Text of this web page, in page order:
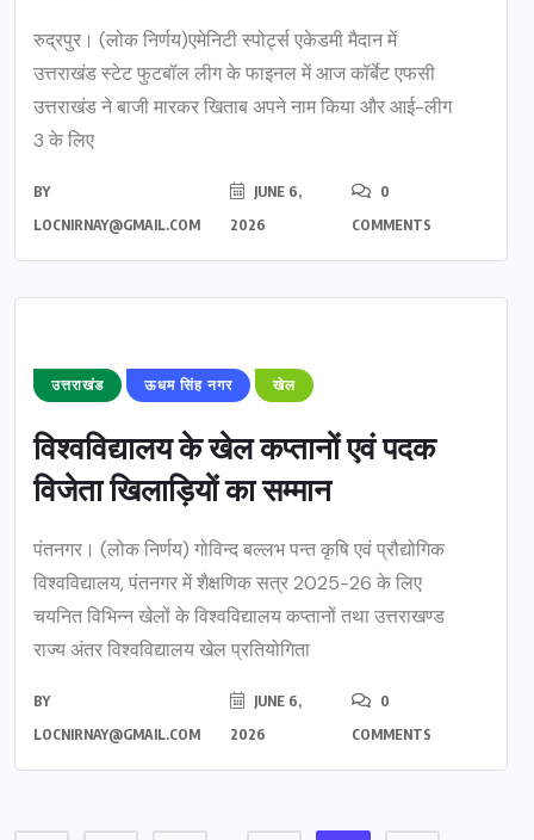
रुद्रपुर। (लोक निर्णय)एमेनिटी स्पोर्ट्स एकेडमी मैदान में
उत्तराखंड स्टेट फुटबॉल लीग के फाइनल में आज कॉर्बेट एफसी
उत्तराखंड ने बाजी मारकर खिताब अपने नाम किया और आई-लीग
3 के लिए
BY
LOCNIRNAY@GMAIL.COM
JUNE 6,
2026
0
COMMENTS
उत्तराखंड ऊधम सिंह नगर खेल
विश्वविद्यालय के खेल कप्तानों एवं पदक
विजेता खिलाड़ियों का सम्मान
पंतनगर। (लोक निर्णय) गोविन्द बल्लभ पन्त कृषि एवं प्रौद्योगिक
विश्वविद्यालय, पंतनगर में शैक्षणिक सत्र 2025-26 के लिए
चयनित विभिन्न खेलों के विश्वविद्यालय कप्तानों तथा उत्तराखण्ड
राज्य अंतर विश्वविद्यालय खेल प्रतियोगिता
BY
LOCNIRNAY@GMAIL.COM
JUNE 6,
2026
0
COMMENTS